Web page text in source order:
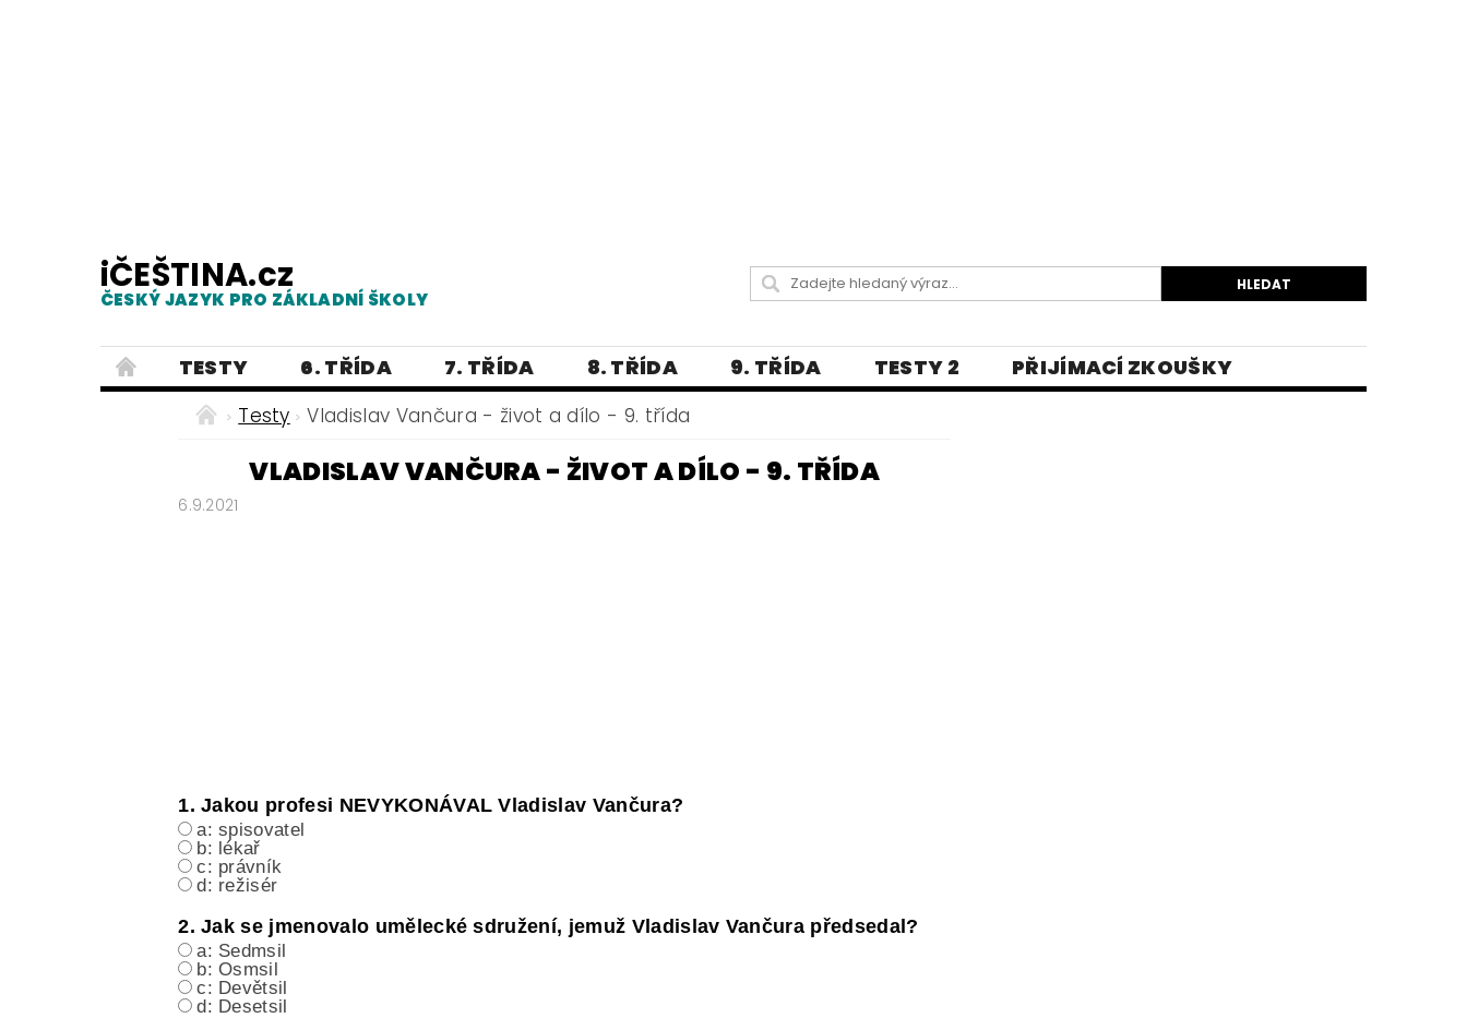
iČEŠTINA.cz
ČESKÝ JAZYK PRO ZÁKLADNÍ ŠKOLY
TESTY 6. TŘÍDA 7. TŘÍDA 8. TŘÍDA 9. TŘÍDA TESTY 2
PŘIJÍMACÍ ZKOUŠKY
PRAVOPIS
PRACOVNÍ LISTY LITERATURA
ČEŠTINA PRO UKRAJINCE - ЧЕСЬКА МОВА ДЛЯ УКРАЇНЦІВ
BLOG - VŠE O ČEŠTINĚ
Testy Vladislav Vančura - život a dílo - 9. třída
VLADISLAV VANČURA - ŽIVOT A DÍLO - 9. TŘÍDA
6.9.2021
1. Jakou profesi NEVYKONÁVAL Vladislav Vančura?
a: spisovatel
b: lékař
c: právník
d: režisér
2. Jak se jmenovalo umělecké sdružení, jemuž Vladislav Vančura předsedal?
a: Sedmsil
b: Osmsil
c: Devětsil
d: Desetsil